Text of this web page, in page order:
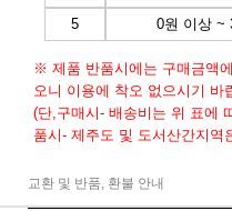
5
0원 이상 ~
※ 제품 반품시에는 구매금액
오니 이용에 착오 없으시기 바
(단,구매시- 배송비는 위 표에
품시- 제주도 및 도서산간지역
교환 및 반품, 환불 안내